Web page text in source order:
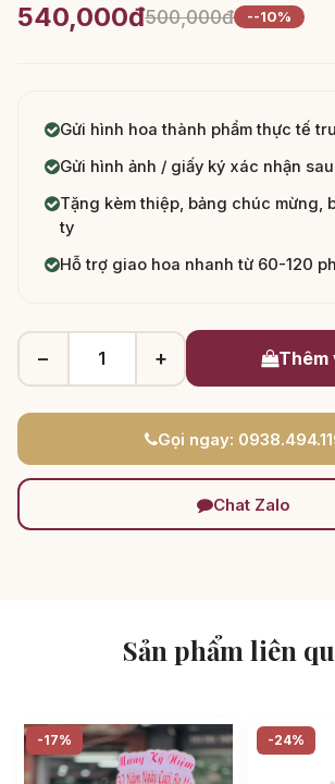
540,000đ500,000đ --10%
Gửi hình hoa thành phẩm thực tế
Gửi hình ảnh / giấy ký xác nhận
Tặng kèm thiệp, bảng chúc mừng,
ty
Hỗ trợ giao hoa nhanh từ 60-120
− + Thêm
Gọi ngay:
Chat Zalo
Sản phẩm liên
-17% -24%